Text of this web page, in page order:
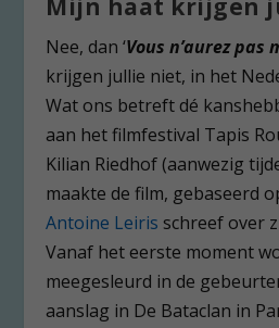
Mijn haat krijgen
Nee, dan ‘Vous n’aurez pas
krijgen jullie niet, in het
Wat ons betreft dé
aan het filmfestival Tapis
Kilian Riedhof (aanwezig
maakte de film, gebaseerd
Antoine Leiris schreef over
Vanaf het eerste moment
meegesleurd in de
aanslag in De Bataclan in